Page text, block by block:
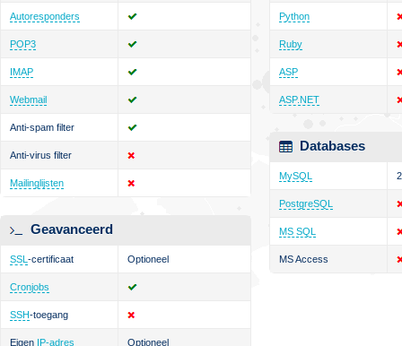
Autoresponders
POP3
IMAP
Webmail
Anti-spam filter
Anti-virus filter
Mailinglijsten
Geavanceerd
SSL -certificaat Optioneel
Cronjobs
SSH-toegang
Eigen IP-adres Optioneel
Python
Ruby
ASP
ASP.NET
Databases
MySQL 2
PostgreSQL
MS SQL
MS Access